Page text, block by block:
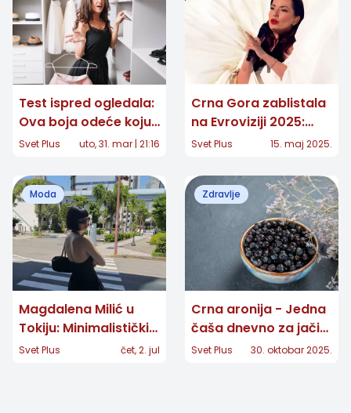
Test ispred ogledala:
Ova boja odeće koju
svi nosimo zapravo
godina na lice
Svet Plus uto, 31. mar | 21:16
Crna Gora zablistala
na Evroviziji 2025:
Nina Žižić očarala
Svet Plus 15. maj 2025.
Moda
Magdalena Milić u
Tokiju: Minimalistički
stil koji se savršeno
Svet Plus čet, 2. jul
Zdravlje
Crna aronija - Jedna
čaša dnevno za jači
imunitet
Svet Plus 30. oktobar 2025.